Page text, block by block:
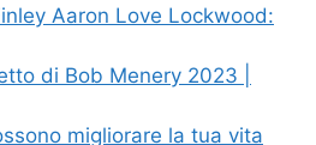
Aaron Love Lockwood:
di Bob Menery 2023 |
migliorare la tua vita